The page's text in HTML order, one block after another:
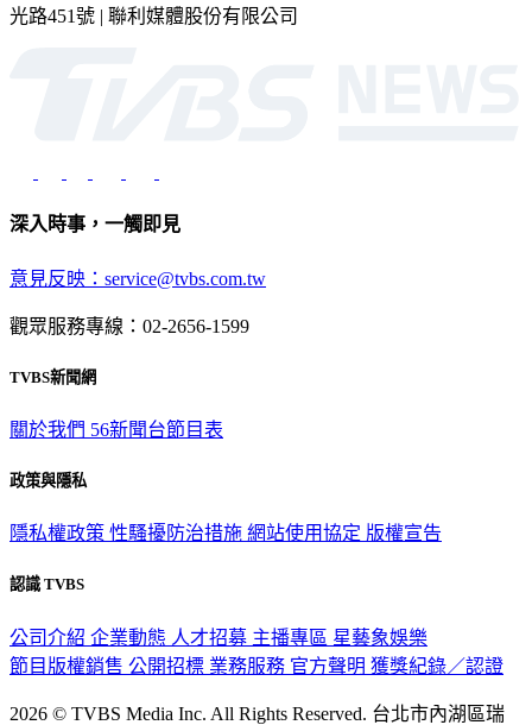
光路451號 | 聯利媒體股份有限公司
深入時事，一觸即見
意見反映：service@tvbs.com.tw
觀眾服務專線：02-2656-1599
TVBS新聞網
關於我們 56新聞台節目表
政策與隱私
隱私權政策 性騷擾防治措施 網站使用協定 版權宣告
認識 TVBS
公司介紹 企業動態 人才招募 主播專區 星藝象娛樂
節目版權銷售 公開招標 業務服務 官方聲明 獲獎紀錄／認證
2026 © TVBS Media Inc. All Rights Reserved. 台北市內湖區瑞